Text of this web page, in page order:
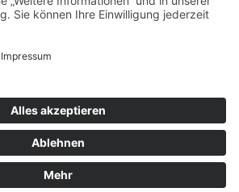
Webseite durchsuchen: